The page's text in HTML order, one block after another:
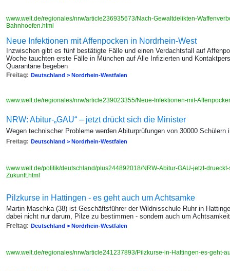
www.welt.de/regionales/nrw/article236935673/Nach-Gewaltdelikten-
Bahnhoefen.html
Neue Infektionen mit Affenpocken in Nordrhein-West
Inzwischen gibt es fünf bestätigte Fälle und einen Verdachtsfall auf
Woche tauchten erste Fälle in München auf Alle Infizierten und
Quarantäne begeben
Freitag: Deutschland > Nordrhein-Westfalen
www.welt.de/regionales/nrw/article239023355/Neue-Infektionen-mit-
NRW: Abitur-„GAU“ – jetzt drückt sich die Minister
Wegen technischer Probleme werden Abiturprüfungen von 30000
Freitag: Deutschland > Nordrhein-Westfalen
www.welt.de/politik/deutschland/plus244892018/NRW-Abitur-GAU-jetzt-
Zukunft.html
Pilzkurse in Hattingen - es geht auch um Achtsamke
Martin Maschka (38) ist Geschäftsführer der Wildnisschule Ruhr in
dabei nicht nur darum, Pilze zu bestimmen - sondern auch um
Freitag: Deutschland > Nordrhein-Westfalen
www.welt.de/regionales/nrw/article241237893/Pilzkurse-in-Hattingen-es-geht-